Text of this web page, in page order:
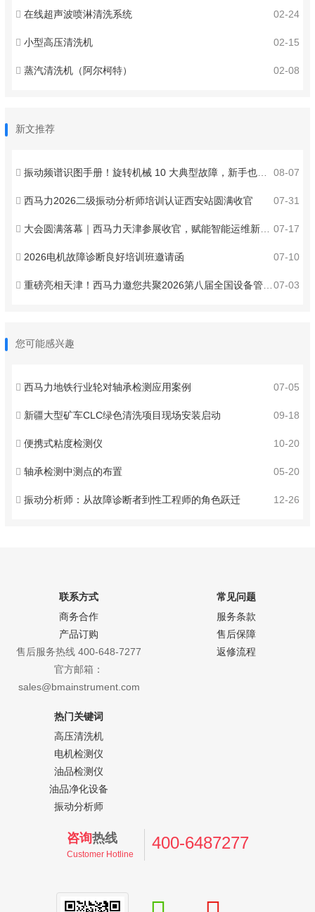
02-24
在线超声波喷淋清洗系统
02-15
小型高压清洗机
02-08
蒸汽清洗机（阿尔柯特）
新文推荐
08-07
振动频谱识图手册！旋转机械 10 大典型故障，新手也能秒判
07-31
西马力2026二级振动分析师培训认证西安站圆满收官
07-17
大会圆满落幕｜西马力天津参展收官，赋能智能运维新发展
07-10
2026电机故障诊断良好培训班邀请函
07-03
重磅亮相天津！西马力邀您共聚2026第八届全国设备管理与技术创新成果交流大会 ！
您可能感兴趣
07-05
西马力地铁行业轮对轴承检测应用案例
09-18
新疆大型矿车CLC绿色清洗项目现场安装启动
10-20
便携式粘度检测仪
05-20
轴承检测中测点的布置
12-26
振动分析师：从故障诊断者到性工程师的角色跃迁
联系方式
商务合作
产品订购
售后服务热线 400-648-7277
官方邮箱：
sales@bmainstrument.com
常见问题
服务条款
售后保障
返修流程
热门关键词
高压清洗机
电机检测仪
油品检测仪
油品净化设备
振动分析师
咨询热线
Customer Hotline
400-6487277